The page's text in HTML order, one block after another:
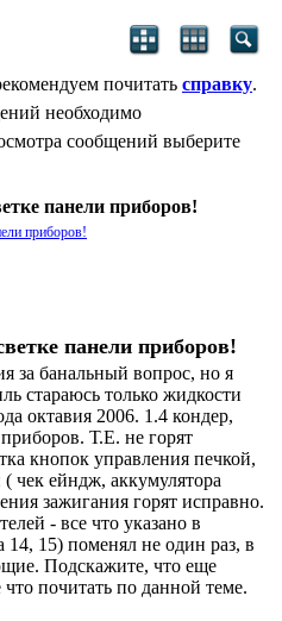
почитать справку.
необходимо
сообщений выберите
панели приборов!
приборов!
панели приборов!
банальный вопрос, но я
стараюсь только жидкости
октавия 2006. 1.4 кондер,
Т.Е. не горят
кнопок управления печкой,
чек ейндж, аккумулятора
зажигания горят исправно.
- все что указано в
15) поменял не один раз, в
Подскажите, что еще
почитать по данной теме.